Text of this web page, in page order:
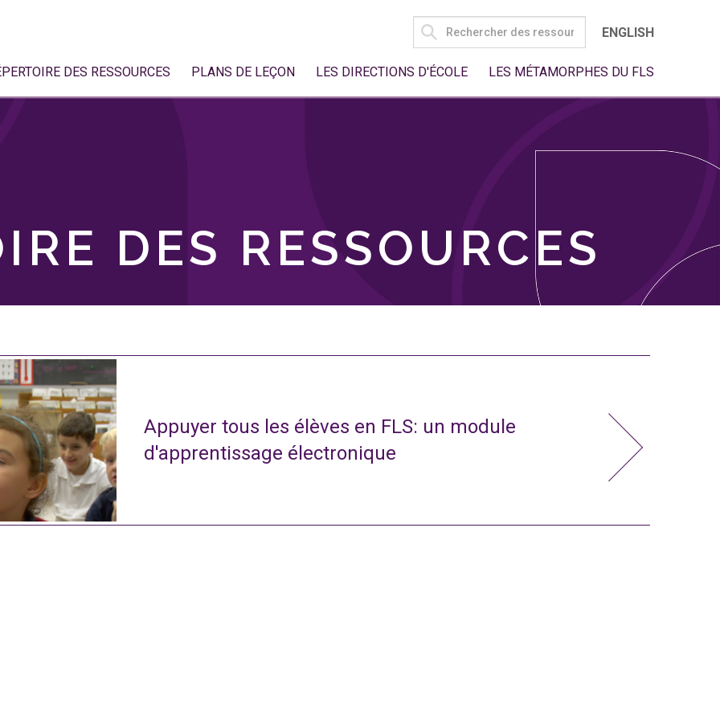
SEARCH
FOR:
ENGLISH
DES RESSOURCES PLANS DE LEÇON LES DIRECTIONS D'ÉCOLE LES MÉTAMORPHES DU FLS
DES RESSOURCES
Appuyer tous les élèves en FLS: un module
d'apprentissage électronique